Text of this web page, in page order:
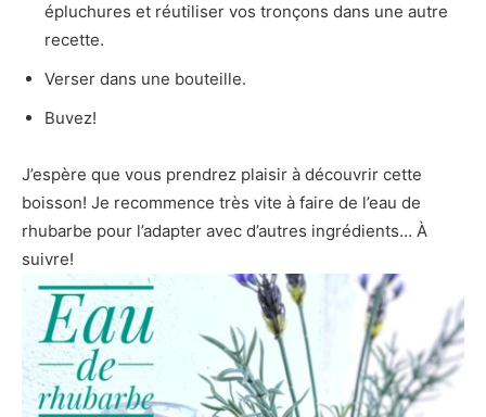
épluchures et réutiliser vos tronçons dans une autre
recette.
Verser dans une bouteille.
Buvez!
J’espère que vous prendrez plaisir à découvrir cette
boisson! Je recommence très vite à faire de l’eau de
rhubarbe pour l’adapter avec d’autres ingrédients… À
suivre!